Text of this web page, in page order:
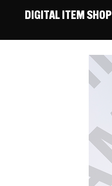
DIGITAL ITEM SHOP